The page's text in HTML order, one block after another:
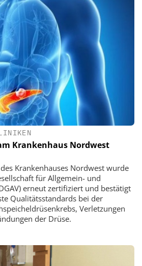
Krankenhaus Nordwest
Krankenhauses Nordwest wurde
für Allgemein- und
erneut zertifiziert und bestätigt
Qualitätsstandards bei der
Verletzungen
der Drüse.